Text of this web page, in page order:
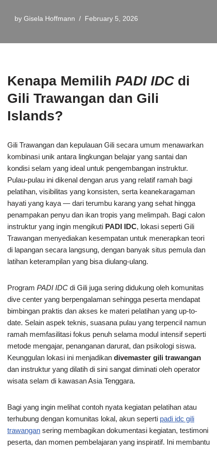
by Gisela Hoffmann February 5, 2026
Kenapa Memilih PADI IDCdi
Gili Trawangan dan Gili
Islands?
Gili Trawangan dan kepulauan Gili secara umum menawarkan
kombinasi unik antara lingkungan belajar yang santai dan
kondisi selam yang ideal untuk pengembangan instruktur.
Pulau-pulau ini dikenal dengan arus yang relatif ramah bagi
pelatihan, visibilitas yang konsisten, serta keanekaragaman
hayati yang kaya — dari terumbu karang yang sehat hingga
penampakan penyu dan ikan tropis yang melimpah. Bagi calon
instruktur yang ingin mengikuti PADI IDC, lokasi seperti Gili
Trawangan menyediakan kesempatan untuk menerapkan teori
di lapangan secara langsung, dengan banyak situs pemula dan
latihan keterampilan yang bisa diulang-ulang.
Program PADI IDC di Gili juga sering didukung oleh komunitas
dive center yang berpengalaman sehingga peserta mendapat
bimbingan praktis dan akses ke materi pelatihan yang up-to-
date. Selain aspek teknis, suasana pulau yang terpencil namun
ramah memfasilitasi fokus penuh selama modul intensif seperti
metode mengajar, penanganan darurat, dan psikologi siswa.
Keunggulan lokasi ini menjadikan divemaster gili trawangan
dan instruktur yang dilatih di sini sangat diminati oleh operator
wisata selam di kawasan Asia Tenggara.
Bagi yang ingin melihat contoh nyata kegiatan pelatihan atau
terhubung dengan komunitas lokal, akun seperti padi idc gili
trawangan sering membagikan dokumentasi kegiatan, testimoni
peserta, dan momen pembelajaran yang inspiratif. Ini membantu